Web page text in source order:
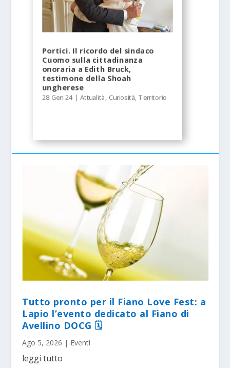
Portici. Il ricordo del sindaco
Cuomo sulla cittadinanza
onoraria a Edith Bruck,
testimone della Shoah
ungherese
28 Gen 24|Attualità, Curiosità,Territorio
Tutto pronto per il Fiano Love Fest: a
Lapio l’evento dedicato al Fiano di
Avellino DOCG 🗓
Ago 5, 2026 | Eventi
leggi tutto